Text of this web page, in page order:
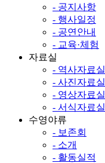
- 공지사항
- 행사일정
- 공연안내
- 교육·체험
자료실
- 역사자료실
- 사진자료실
- 영상자료실
- 서식자료실
수영야류
- 보존회
- 소개
- 활동실적